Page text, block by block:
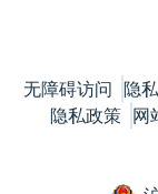
无障碍访问 隐
隐私政策 网